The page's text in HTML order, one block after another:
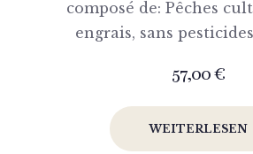
composé de: Pêches
engrais, sans
57,00€
WEITERLESEN